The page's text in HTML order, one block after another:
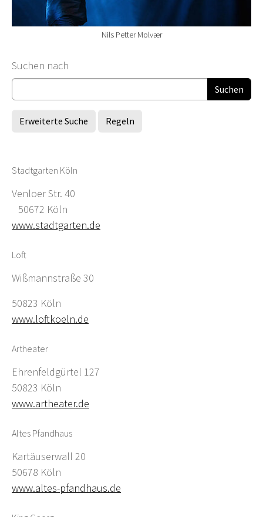
Nils Petter Molvær
Suchformular
Suchen nach
Erweiterte Suche Regeln
Stadtgarten Köln
Venloer Str. 40
50672 Köln
www.stadtgarten.de
Loft
Wißmannstraße 30
50823 Köln
www.loftkoeln.de
Artheater
Ehrenfeldgürtel 127
50823 Köln
www.artheater.de
Altes Pfandhaus
Kartäuserwall 20
50678 Köln
www.altes-pfandhaus.de